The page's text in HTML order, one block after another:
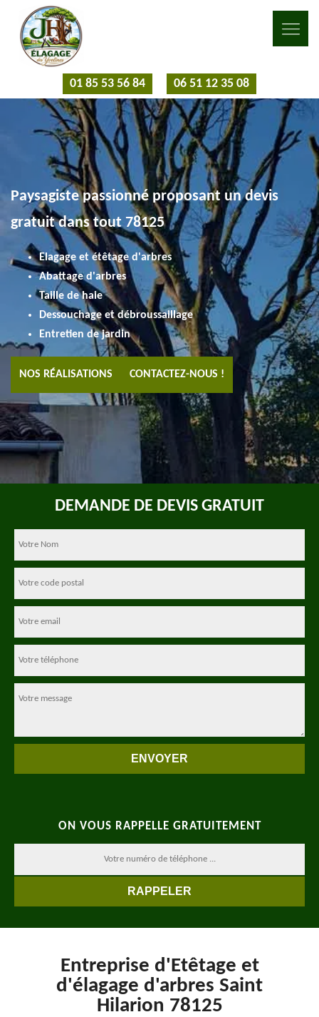
01 85 53 56 84 06 51 12 35 08
Paysagiste passionné proposant un devis
gratuit dans tout 78125
Elagage et étêtage d'arbres
Abattage d'arbres
Taille de haie
Dessouchage et débroussaillage
Entretien de jardin
NOS RÉALISATIONS CONTACTEZ-NOUS !
DEMANDE DE DEVIS GRATUIT
ON VOUS RAPPELLE GRATUITEMENT
Entreprise d'Etêtage et
d'élagage d'arbres Saint
Hilarion 78125